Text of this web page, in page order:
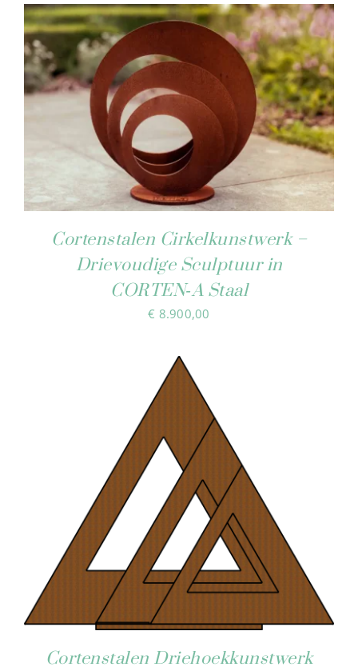
Cart
Cortenstalen Cirkelkunstwerk –
Drievoudige Sculptuur in
CORTEN‑A Staal
€ 8.900,00
Cortenstalen Driehoekkunstwerk